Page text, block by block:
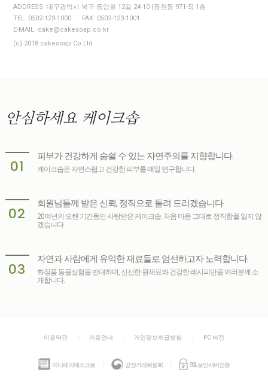
ADDRESS 대구광역시 북구 동암로 12길 24-10 (동천동 971-5) 1층
TEL 0502-123-1000
FAX 0502-123-1001
E-MAIL cake@cakesoap.co.kr
(c) 2018 cakesoap Co.Ltd
안심하세요 케이크솝
01
피부가 건강하게 숨쉴 수 있는 자연주의를 지향합니다.
케이크솝은 자연스럽고 건강한 피부를 매일 연구합니다.
02
회원님들께 받은 신뢰, 정직으로 돌려 드리겠습니다.
20여년의 오랜 기간동안 사랑받은 케이크솝. 처음 마음 그대로 정직함을 잃지 않
겠습니다.
03
자연과 사람에게 유익한 재료들로 엄선하고자 노력합니다.
화장품 동물실험을 반대하며, 신선한 원재료와 건강한 레시피만을 여러분께 소
개합니다.
이용약관 이용안내 개인정보취급방침 PC 버전
이니페이에스크로 공정거래위원회 SSL보안서버인증